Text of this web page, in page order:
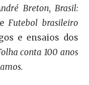
Breton, Brasil:
Futebol brasileiro
e ensaios dos
conta 100 anos